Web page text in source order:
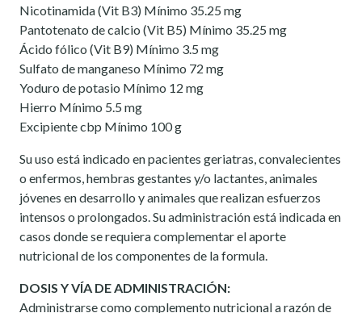
Nicotinamida (Vit B3) Mínimo 35.25 mg
Pantotenato de calcio (Vit B5) Mínimo 35.25 mg
Ácido fólico (Vit B9) Mínimo 3.5 mg
Sulfato de manganeso Mínimo 72 mg
Yoduro de potasio Mínimo 12 mg
Hierro Mínimo 5.5 mg
Excipiente cbp Mínimo 100 g
Su uso está indicado en pacientes geriatras, convalecientes
o enfermos, hembras gestantes y/o lactantes, animales
jóvenes en desarrollo y animales que realizan esfuerzos
intensos o prolongados. Su administración está indicada en
casos donde se requiera complementar el aporte
nutricional de los componentes de la formula.
DOSIS Y VÍA DE ADMINISTRACIÓN:
Administrarse como complemento nutricional a razón de